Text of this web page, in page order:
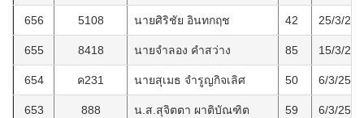
656 5108 นายศิริชัย อินทกฤช 42 25/3/
655 8418 นายจำลอง คำสว่าง 85 15/3/
654 ค231 นายสุเมธ จำรูญกิจเลิศ 50 6/3/2563
653 888 น.ส.สุจิตตา ผาติบัณฑิต 59 6/3/2563